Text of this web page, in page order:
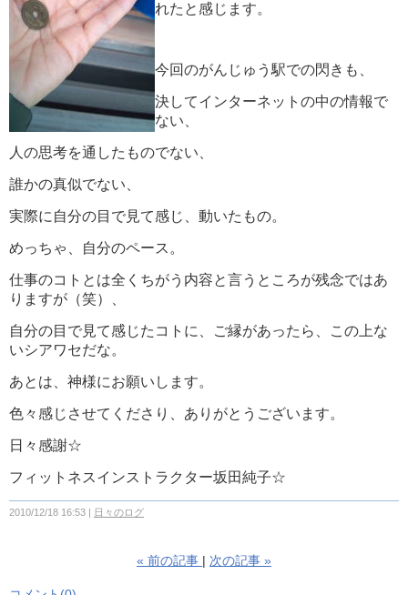
れたと感じます。
今回のがんじゅう駅での閃きも、
決してインターネットの中の情報で
ない、
人の思考を通したものでない、
誰かの真似でない、
実際に自分の目で見て感じ、動いたもの。
めっちゃ、自分のペース。
仕事のコトとは全くちがう内容と言うところが残念ではあ
りますが（笑）、
自分の目で見て感じたコトに、ご縁があったら、この上な
いシアワセだな。
あとは、神様にお願いします。
色々感じさせてくださり、ありがとうございます。
日々感謝☆
フィットネスインストラクター坂田純子☆
2010/12/18 16:53 日々のログ
« 前の記事 次の記事 »